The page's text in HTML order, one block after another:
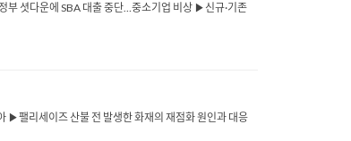
셧다운에 SBA 대출 중단…중소기업 비상 ▶신규·기존
팰리세이즈 산불 전 발생한 화재의 재점화 원인과 대응